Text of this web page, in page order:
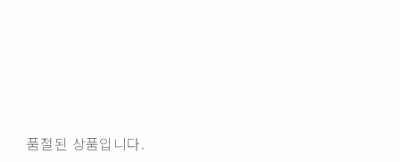
품절된 상품입니다.